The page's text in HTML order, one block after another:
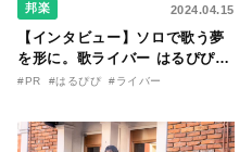
邦楽 2024.04.15
【インタビュー】ソロで歌う夢
を形に。歌ライバー はるぴぴが
『小野寺祐輔楽曲提供オーディ
るまで
#PR #はるぴぴ #ライバー